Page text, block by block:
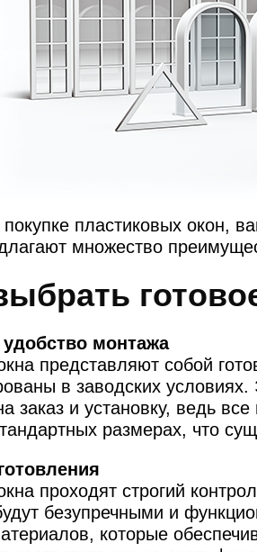
пластиковых окон,
множество
монтажа
представляют собой
в заводских
заказ и установку, ведь
размерах, что
проходят строгий
безупречными и
которые